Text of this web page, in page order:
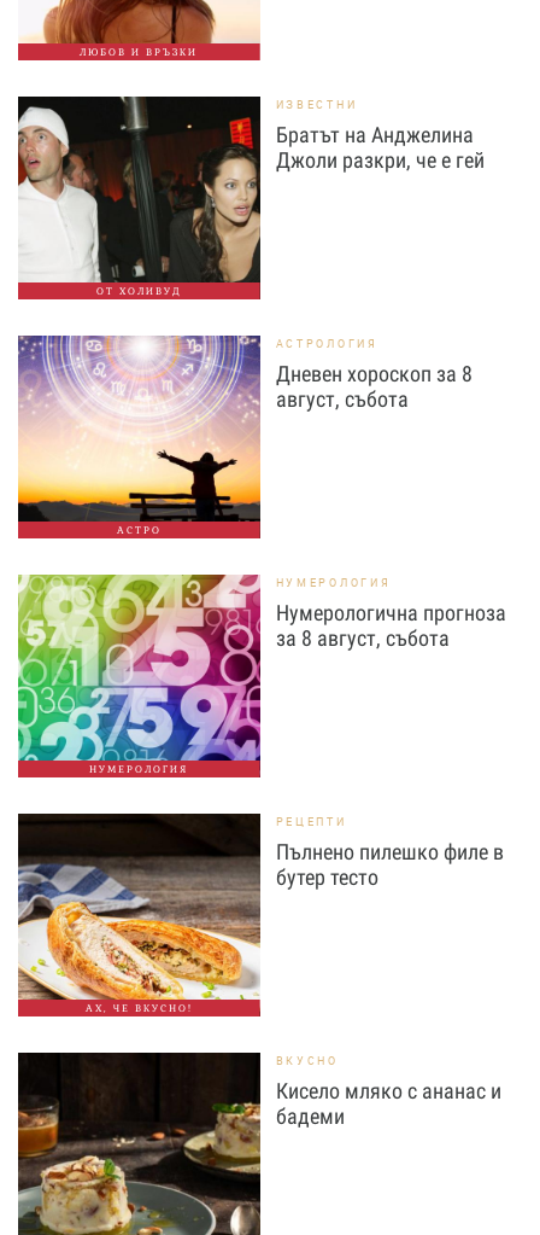
ЛЮБОВ И ВРЪЗКИ
ОТ ХОЛИВУД
ИЗВЕСТНИ
Братът на Анджелина
Джоли разкри, че е гей
АСТРО
АСТРОЛОГИЯ
Дневен хороскоп за 8
август, събота
НУМЕРОЛОГИЯ
НУМЕРОЛОГИЯ
Нумерологична прогноза
за 8 август, събота
АХ, ЧЕ ВКУСНО!
РЕЦЕПТИ
Пълнено пилешко филе в
бутер тесто
ВКУСНО
Кисело мляко с ананас и
бадеми